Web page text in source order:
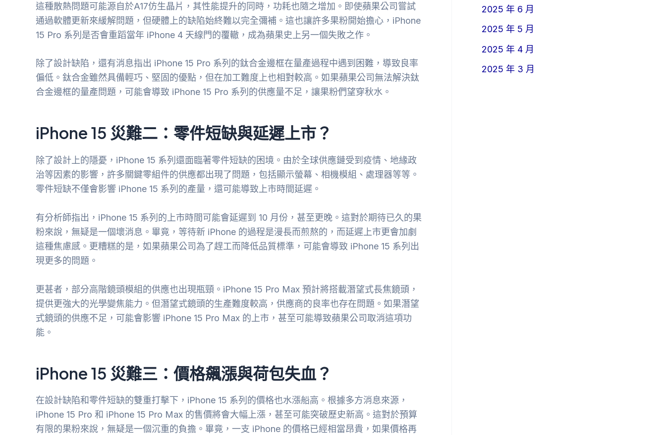
這種散熱問題可能源自於A17仿生晶片，其性能提升的同時，功耗也隨之增加。即使蘋果公司嘗試
通過軟體更新來緩解問題，但硬體上的缺陷始終難以完全彌補。這也讓許多果粉開始擔心，iPhone
15 Pro 系列是否會重蹈當年 iPhone 4 天線門的覆轍，成為蘋果史上另一個失敗之作。
除了設計缺陷，還有消息指出 iPhone 15 Pro 系列的鈦合金邊框在量產過程中遇到困難，導致良率
偏低。鈦合金雖然具備輕巧、堅固的優點，但在加工難度上也相對較高。如果蘋果公司無法解決鈦
合金邊框的量產問題，可能會導致 iPhone 15 Pro 系列的供應量不足，讓果粉們望穿秋水。
iPhone 15 災難二：零件短缺與延遲上市？
除了設計上的隱憂，iPhone 15 系列還面臨著零件短缺的困境。由於全球供應鏈受到疫情、地緣政
治等因素的影響，許多關鍵零組件的供應都出現了問題，包括顯示螢幕、相機模組、處理器等等。
零件短缺不僅會影響 iPhone 15 系列的產量，還可能導致上市時間延遲。
有分析師指出，iPhone 15 系列的上市時間可能會延遲到 10 月份，甚至更晚。這對於期待已久的果
粉來說，無疑是一個壞消息。畢竟，等待新 iPhone 的過程是漫長而煎熬的，而延遲上市更會加劇
這種焦慮感。更糟糕的是，如果蘋果公司為了趕工而降低品質標準，可能會導致 iPhone 15 系列出
現更多的問題。
更甚者，部分高階鏡頭模組的供應也出現瓶頸。iPhone 15 Pro Max 預計將搭載潛望式長焦鏡頭，
提供更強大的光學變焦能力。但潛望式鏡頭的生產難度較高，供應商的良率也存在問題。如果潛望
式鏡頭的供應不足，可能會影響 iPhone 15 Pro Max 的上市，甚至可能導致蘋果公司取消這項功
能。
iPhone 15 災難三：價格飆漲與荷包失血？
在設計缺陷和零件短缺的雙重打擊下，iPhone 15 系列的價格也水漲船高。根據多方消息來源，
iPhone 15 Pro 和 iPhone 15 Pro Max 的售價將會大幅上漲，甚至可能突破歷史新高。這對於預算
有限的果粉來說，無疑是一個沉重的負擔。畢竟，一支 iPhone 的價格已經相當昂貴，如果價格再
2025 年 6 月
2025 年 5 月
2025 年 4 月
2025 年 3 月